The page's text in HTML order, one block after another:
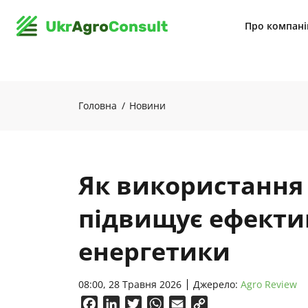
Про
Головна Новини
Як використання
підвищує
енергетики
08:00, 28 Травня 2026 Джерело: Agro Review
FacebookLinkedInTwitterWhatsApp
Email